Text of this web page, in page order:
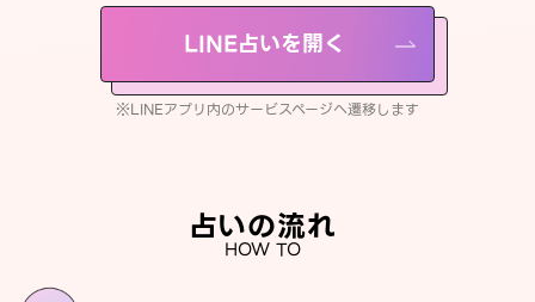
LINE占いを開く
※LINEアプリ内のサービスページへ遷移します
占いの流れ
HOW TO